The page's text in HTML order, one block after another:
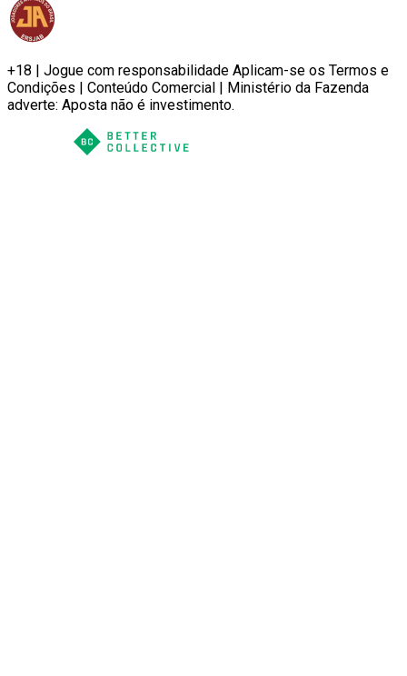
+18 | Jogue com responsabilidade Aplicam-se os Termos e
Condições | Conteúdo Comercial | Ministério da Fazenda
adverte: Aposta não é investimento.